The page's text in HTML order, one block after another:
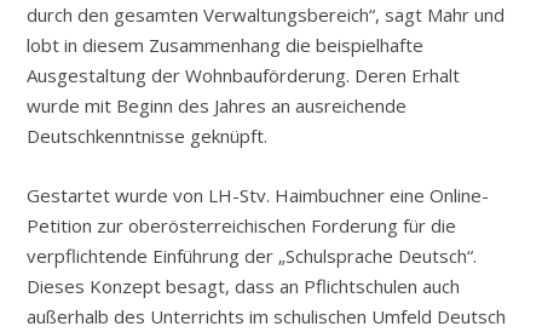
durch den gesamten Verwaltungsbereich“, sagt Mahr und
lobt in diesem Zusammenhang die beispielhafte
Ausgestaltung der Wohnbauförderung. Deren Erhalt
wurde mit Beginn des Jahres an ausreichende
Deutschkenntnisse geknüpft.
Gestartet wurde von LH-Stv. Haimbuchner eine Online-
Petition zur oberösterreichischen Forderung für die
verpflichtende Einführung der „Schulsprache Deutsch“.
Dieses Konzept besagt, dass an Pflichtschulen auch
außerhalb des Unterrichts im schulischen Umfeld Deutsch